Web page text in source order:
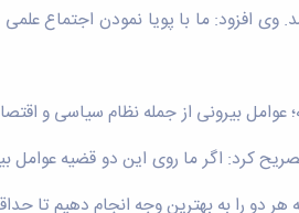
وی افزود: ما با پویا نمودن اجتماع
عوامل بیرونی از جمله نظام سیاسی و
کرد: اگر ما روی این دو قضیه عوامل
دو را به بهترین وجه انجام دهیم تا